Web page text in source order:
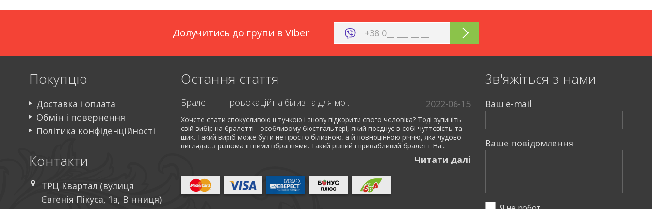
Долучитись до групи в Viber
Покупцю
Доставка і оплата
Обмін і повернення
Політика конфіденційності
Контакти
ТРЦ Квартал (вулиця
Євгенія Пікуса, 1а, Вінниця)
Остання стаття
Бралетт – провокаційна білизна для модниць 2022-06-15
Хочете стати спокусливою штучкою і знову підкорити свого чоловіка? Тоді зупиніть
свій вибір на бралетті - особливому бюстгальтері, який поєднує в собі чуттєвість та
шик. Такий виріб може бути не просто білизною, а й повноцінною річчю, яка чудово
виглядає з різноманітними вбраннями. Такий різний і привабливий бралетт На...
Читати далi
Зв'яжiться з нами
Ваш e-mail
Ваше повiдомлення